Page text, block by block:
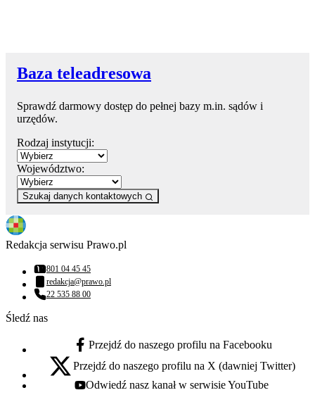
Baza teleadresowa
Sprawdź darmowy dostęp do pełnej bazy m.in. sądów i
urzędów.
Rodzaj instytucji:
Województwo:
Szukaj danych kontaktowych
Redakcja serwisu Prawo.pl
Numer telefonu:
801 04 45 45
Adres email:
redakcja@prawo.pl
Numer telefonu:
22 535 88 00
Śledź nas
facebook - otwiera się w nowej karcie
Przejdź do naszego profilu na Facebooku
x - otwiera się w nowej karcie
Przejdź do naszego profilu na X (dawniej Twitter)
youtube - otwiera się w nowej karcie
Odwiedź nasz kanał w serwisie YouTube